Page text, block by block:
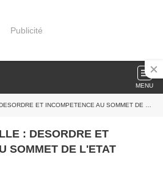
Publicité
MENU
ET INCOMPETENCE AU SOMMET DE L'ETAT
: DESORDRE ET
SOMMET DE L'ETAT